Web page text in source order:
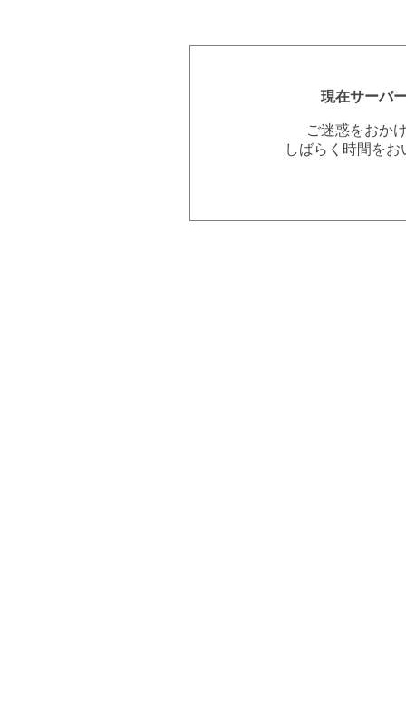
現在サーバ
ご迷惑をおか
しばらく時間を